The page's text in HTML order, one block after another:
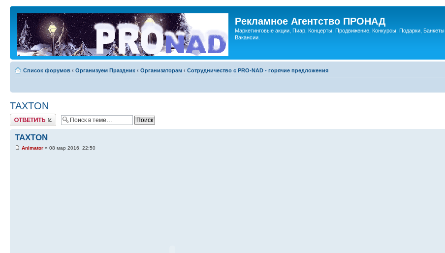
Рекламное Агентство ПРОНАД
Маркетинговые акции, Пиар, Концерты, Продвижение, Конкурсы, Подарки, Банкеты,
Вакансии.
Список форумов ‹ Организуем Праздник ‹ Организаторам ‹ Сотрудничество c PRO-NAD - горячие предложения
TAXTON
Ответить
TAXTON
Animator » 08 мар 2016, 22:50